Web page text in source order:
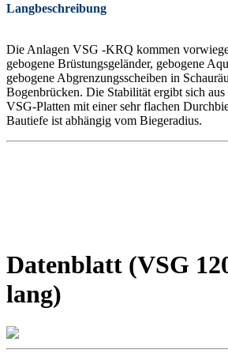
Langbeschreibung
Die Anlagen VSG -KRQ kommen
gebogene Brüstungsgeländer, gebogene
gebogene Abgrenzungsscheiben in
Bogenbrücken. Die Stabilität ergibt sich
VSG-Platten mit einer sehr flachen
Bautiefe ist abhängig vom Biegeradius.
Datenblatt (VSG
lang)